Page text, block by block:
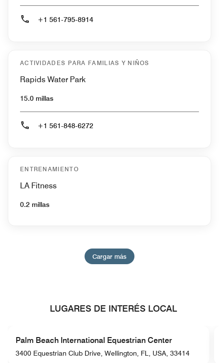
+1 561-795-8914
ACTIVIDADES PARA FAMILIAS Y NIÑOS
Rapids Water Park
15.0 millas
+1 561-848-6272
ENTRENAMIENTO
LA Fitness
0.2 millas
Cargar más
LUGARES DE INTERÉS LOCAL
Palm Beach International Equestrian Center
3400 Equestrian Club Drive, Wellington, FL, USA, 33414